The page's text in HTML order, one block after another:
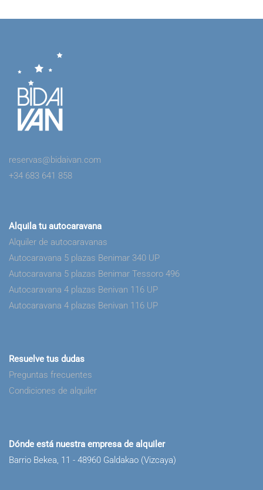
reservas@bidaivan.com
+34 683 641 858
Alquila tu autocaravana
Alquiler de autocaravanas
Autocaravana 5 plazas Benimar 340 UP
Autocaravana 5 plazas Benimar Tessoro 496
Autocaravana 4 plazas Benivan 116 UP
Autocaravana 4 plazas Benivan 116 UP
Resuelve tus dudas
Preguntas frecuentes
Condiciones de alquiler
Dónde está nuestra empresa de alquiler
Barrio Bekea, 11 - 48960 Galdakao (Vizcaya)